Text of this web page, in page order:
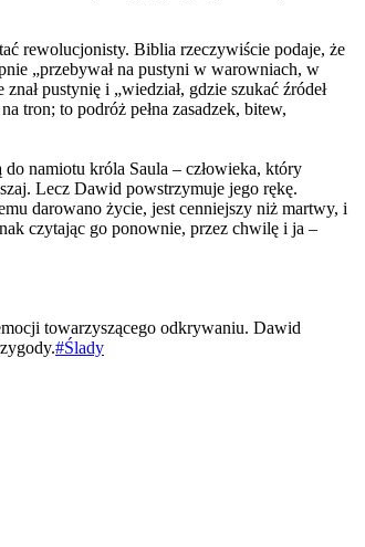
rewolucjonisty. Biblia rzeczywiście podaje, że
„przebywał na pustyni w warowniach, w
pustynię i „wiedział, gdzie szukać źródeł
tron; to podróż pełna zasadzek, bitew,
namiotu króla Saula – człowieka, który
Lecz Dawid powstrzymuje jego rękę.
darowano życie, jest cenniejszy niż martwy, i
czytając go ponownie, przez chwilę i ja –
towarzyszącego odkrywaniu. Dawid
#Ślady